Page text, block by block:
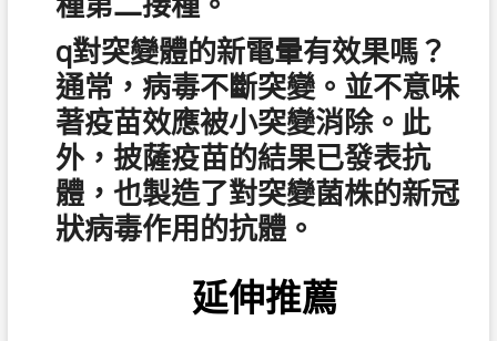
q對突變體的新電暈有效果嗎？
通常，病毒不斷突變。並不意味
著疫苗效應被小突變消除。此
外，披薩疫苗的結果已發表抗
體，也製造了對突變菌株的新冠
狀病毒作用的抗體。
延伸推薦